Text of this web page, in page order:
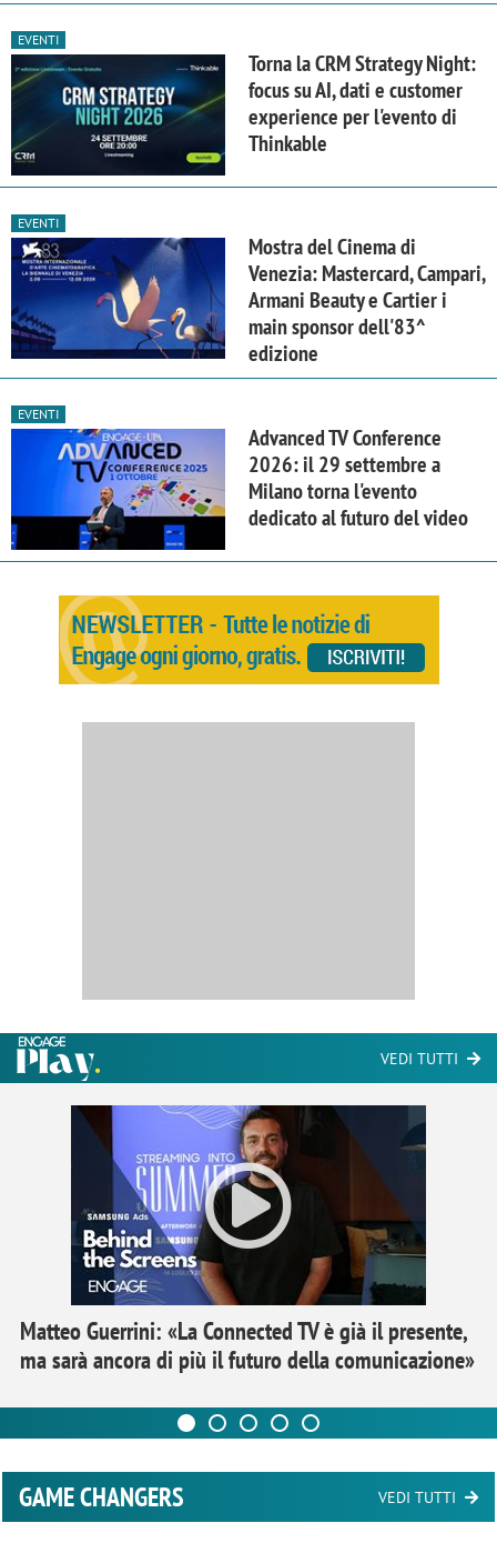
EVENTI
Torna la CRM Strategy Night:
focus su AI, dati e customer
experience per l'evento di
Thinkable
EVENTI
Mostra del Cinema di
Venezia: Mastercard, Campari,
Armani Beauty e Cartier i
main sponsor dell'83^
edizione
EVENTI
Advanced TV Conference
2026: il 29 settembre a
Milano torna l'evento
dedicato al futuro del video
VEDI TUTTI
Matteo Guerrini: «La Connected TV è già il presente,
ma sarà ancora di più il futuro della comunicazione»
GAME CHANGERS VEDI TUTTI